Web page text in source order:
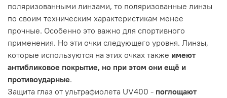
поляризованными линзами, то поляризованные линзы
по своим техническим характеристикам менее
прочные. Особенно это важно для спортивного
применения. Но эти очки следующего уровня. Линзы,
которые используются на этих очках также имеют
антибликовое покрытие, но при этом они ещё и
противоударные.
Защита глаз от ультрафиолета UV400 - поглощают